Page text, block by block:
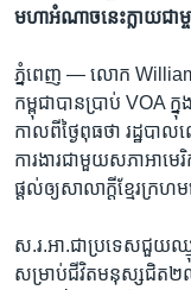
មហា​អំណាច​នេះ​ក្លាយ​ជ
ភ្នំពេញ — លោក​ William
កម្ពុជា​បាន​ប្រាប់​ VOA​ ក្
កាលពី​ថ្ងៃ​ពុធ​ថា​ រដ្ឋបាល​
ការងារ​ជាមួយ​សភា​អាម
ផ្ដល់​ឲ្យ​សាលាក្តី​ខ្មែរ​ក្រ
ស.រ.អា.​ជា​ប្រទេស​ជួយ​ឈ្
សម្រាប់​ជីវិត​មនុស្ស​ជិត​២